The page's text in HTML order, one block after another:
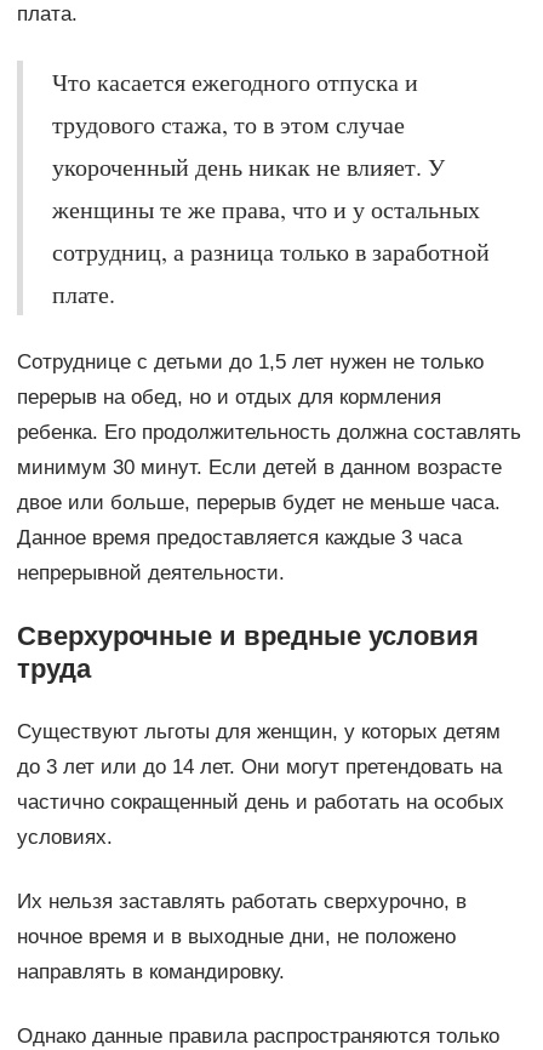
плата.
Что касается ежегодного отпуска и
трудового стажа, то в этом случае
укороченный день никак не влияет. У
женщины те же права, что и у остальных
сотрудниц, а разница только в заработной
плате.
Сотруднице с детьми до 1,5 лет нужен не только
перерыв на обед, но и отдых для кормления
ребенка. Его продолжительность должна составлять
минимум 30 минут. Если детей в данном возрасте
двое или больше, перерыв будет не меньше часа.
Данное время предоставляется каждые 3 часа
непрерывной деятельности.
Сверхурочные и вредные условия
труда
Существуют льготы для женщин, у которых детям
до 3 лет или до 14 лет. Они могут претендовать на
частично сокращенный день и работать на особых
условиях.
Их нельзя заставлять работать сверхурочно, в
ночное время и в выходные дни, не положено
направлять в командировку.
Однако данные правила распространяются только